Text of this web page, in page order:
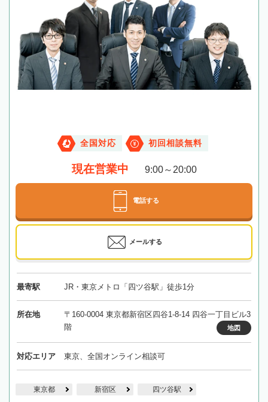
全国対応 初回相談無料
現在営業中 9:00～20:00
電話する
メールする
最寄駅 JR・東京メトロ「四ツ谷駅」徒歩1分
所在地
〒160-0004 東京都新宿区四谷1-8-14 四谷一丁目ビル3
階
地図
対応エリア 東京、全国オンライン相談可
東京都 新宿区 四ツ谷駅